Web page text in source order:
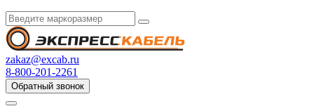
zakaz@excab.ru
8-800-201-2261
Обратный звонок